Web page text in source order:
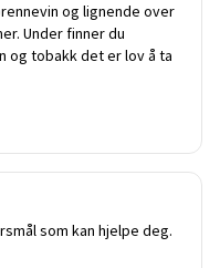
og lignende over
Under finner du
og tobakk det er lov å ta
som kan hjelpe deg.